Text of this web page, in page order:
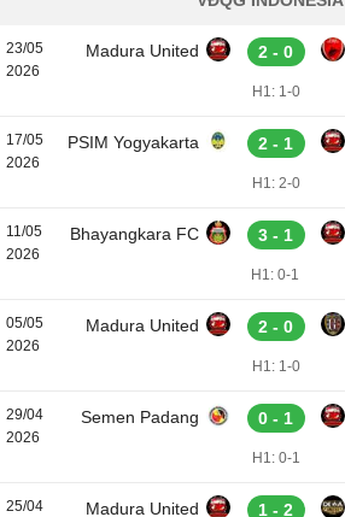
23/05
2026
Madura United 2 - 0
H1: 1-0
17/05
2026
PSIM Yogyakarta 2 - 1
H1: 2-0
11/05
2026
Bhayangkara FC 3 - 1
H1: 0-1
05/05
2026
Madura United 2 - 0
H1: 1-0
29/04
2026
Semen Padang 0 - 1
H1: 0-1
25/04
Madura United 1 - 2